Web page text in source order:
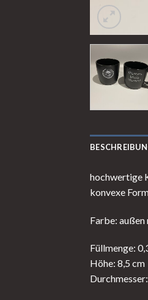
hochwertige
konvexe
Farbe:
Füllmenge:
Höhe: 8,5 cm